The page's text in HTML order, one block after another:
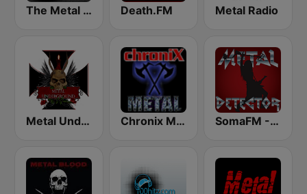
The Metal MIXX Death.FM Metal Radio
Metal Underground Chronix Metal SomaFM - Metal Detector